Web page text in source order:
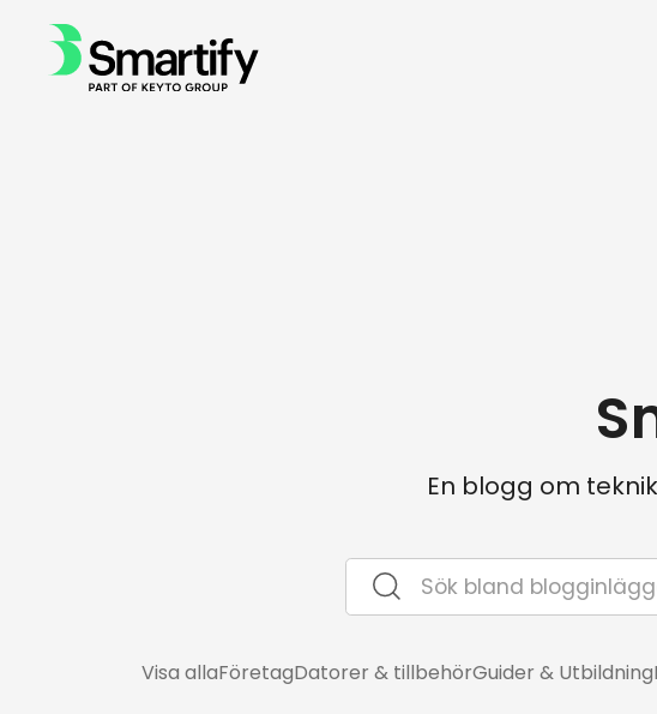
En blogg om
Visa allaFöretagDatorer & tillbehörGuider & Utbildning